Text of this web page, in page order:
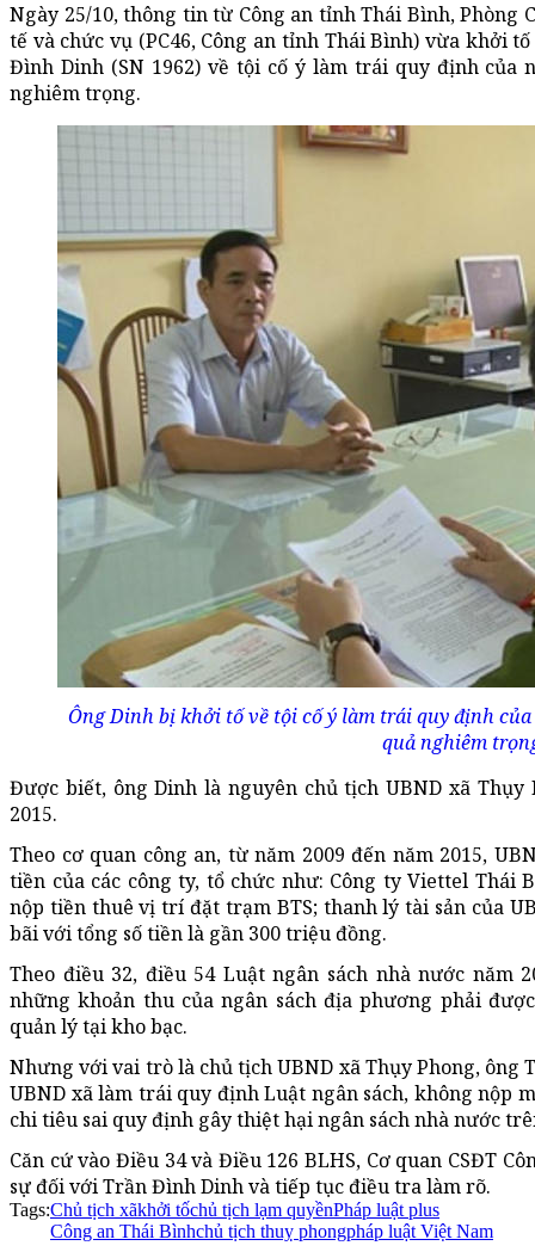
Ngày 25/10, thông tin từ Công an tỉnh Thái Bình,
tế và chức vụ (PC46, Công an tỉnh Thái Bình) vừa khởi
Đình Dinh (SN 1962) về tội cố ý làm trái quy định của
nghiêm trọng.
Ông Dinh bị khởi tố về tội cố ý làm trái quy định
quả nghiêm
Được biết, ông Dinh là nguyên chủ tịch UBND xã Thụy
2015.
Theo cơ quan công an, từ năm 2009 đến năm 2015,
tiền của các công ty, tổ chức như: Công ty Viettel Thái
nộp tiền thuê vị trí đặt trạm BTS; thanh lý tài sản của
bãi với tổng số tiền là gần 300 triệu đồng.
Theo điều 32, điều 54 Luật ngân sách nhà nước năm
những khoản thu của ngân sách địa phương phải
quản lý tại kho bạc.
Nhưng với vai trò là chủ tịch UBND xã Thụy Phong, ông
UBND xã làm trái quy định Luật ngân sách, không nộp
chi tiêu sai quy định gây thiệt hại ngân sách nhà nước
Căn cứ vào Điều 34 và Điều 126 BLHS, Cơ quan CSĐT
sự đối với Trần Đình Dinh và tiếp tục điều tra làm rõ.
Tags:Chủ tịch xãkhởi tốchủ tịch lạm quyềnPháp luật plus
Công an Thái Bìnhchủ tịch thuỵ phongpháp luật Việt Nam